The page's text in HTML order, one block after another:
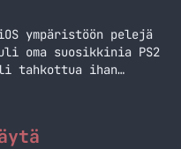
on mukava
– Loistava
ympäristöön pelejä
oma suosikkinia PS2
tahkottua ihan
voi olla myös
loppujen lopuksi,